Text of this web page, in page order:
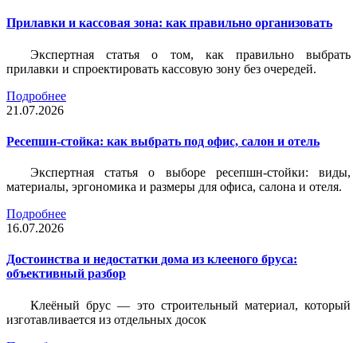
Прилавки и кассовая зона: как правильно организовать
Экспертная статья о том, как правильно выбрать
прилавки и спроектировать кассовую зону без очередей.
Подробнее
21.07.2026
Ресепшн-стойка: как выбрать под офис, салон и отель
Экспертная статья о выборе ресепшн-стойки: виды,
материалы, эргономика и размеры для офиса, салона и отеля.
Подробнее
16.07.2026
Достоинства и недостатки дома из клееного бруса:
объективный разбор
Клеёный брус — это строительный материал, который
изготавливается из отдельных досок